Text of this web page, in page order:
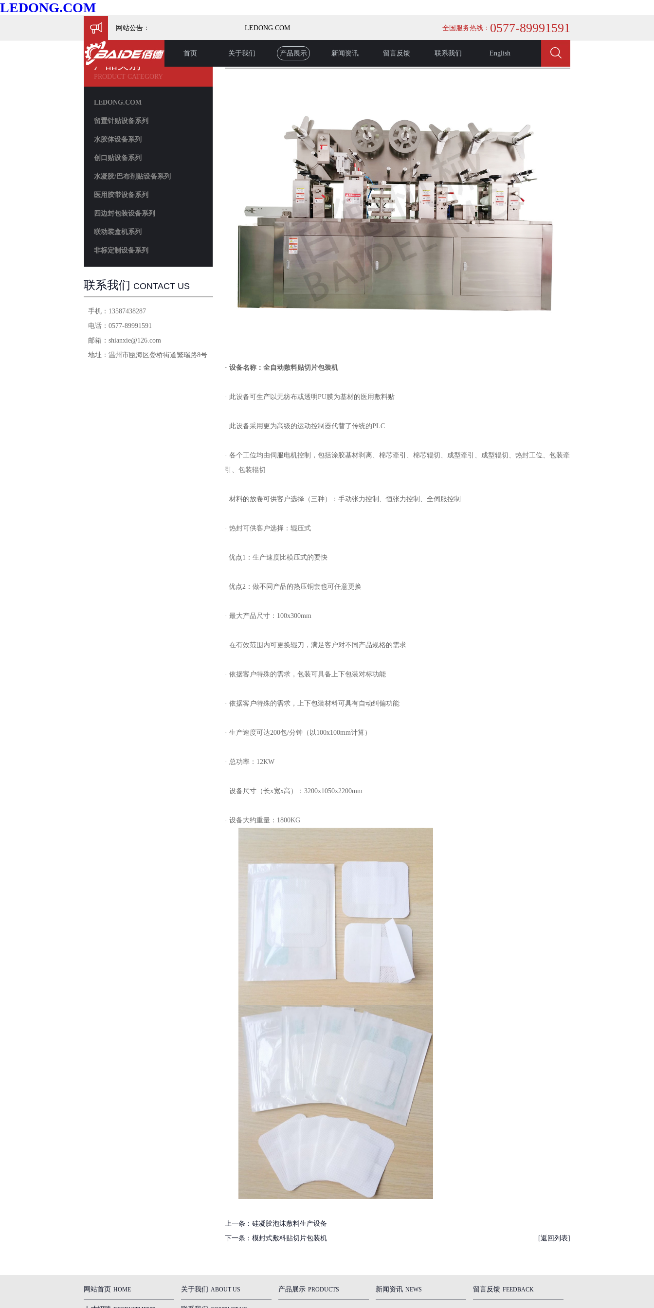
LEDONG.COM
首页 关于我们 产品展示 新闻资讯 留言反馈 联系我们 English
网站公告： LEDONG.COM 全国服务热线： 0577-89991591
产品类别
PRODUCT CATEGORY
LEDONG.COM
留置针贴设备系列
水胶体设备系列
创口贴设备系列
水凝胶/巴布剂贴设备系列
医用胶带设备系列
四边封包装设备系列
联动装盒机系列
非标定制设备系列
联系我们 CONTACT US
手机： 13587438287
电话： 0577-89991591
邮箱： shianxie@126.com
地址： 温州市瓯海区娄桥街道繁瑞路8号
产品展示 当前位置：首页： > 产品展示
· 设备名称：全自动敷料贴切片包装机
· 此设备可生产以无纺布或透明PU膜为基材的医用敷料贴
· 此设备采用更为高级的运动控制器代替了传统的PLC
· 各个工位均由伺服电机控制，包括涂胶基材剥离、棉芯牵引、棉芯辊切、成型牵引、成型辊切、热封工位、包装牵
引、包装辊切
· 材料的放卷可供客户选择（三种）：手动张力控制、恒张力控制、全伺服控制
· 热封可供客户选择：辊压式
优点1：生产速度比模压式的要快
优点2：做不同产品的热压铜套也可任意更换
· 最大产品尺寸：100x300mm
· 在有效范围内可更换辊刀，满足客户对不同产品规格的需求
· 依据客户特殊的需求，包装可具备上下包装对标功能
· 依据客户特殊的需求，上下包装材料可具有自动纠偏功能
· 生产速度可达200包/分钟（以100x100mm计算）
· 总功率：12KW
· 设备尺寸（长x宽x高）：3200x1050x2200mm
· 设备大约重量：1800KG
上一条： 硅凝胶泡沫敷料生产设备
下一条： 模封式敷料贴切片包装机 [返回列表]
网站首页 HOME 关于我们 ABOUT US 产品展示 PRODUCTS 新闻资讯 NEWS 留言反馈 FEEDBACK